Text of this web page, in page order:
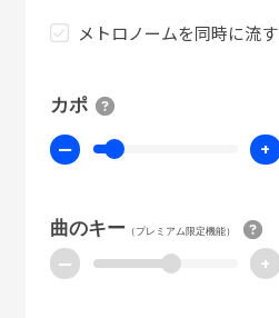
メトロノームを同時に流す
カポ
ー +
曲のキー（プレミアム限定機能）
ー +